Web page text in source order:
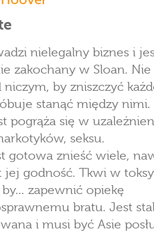
nielegalny biznes i
zakochany w Sloan.
niczym, by zniszczyć
stanąć między nimi.
pogrąża się w
seksu.
gotowa znieść wiele,
jej godność. Tkwi w
zapewnić opiekę
bratu. Jest
i musi być Asie